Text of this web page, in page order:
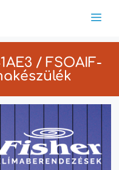
/ FSOAIF-